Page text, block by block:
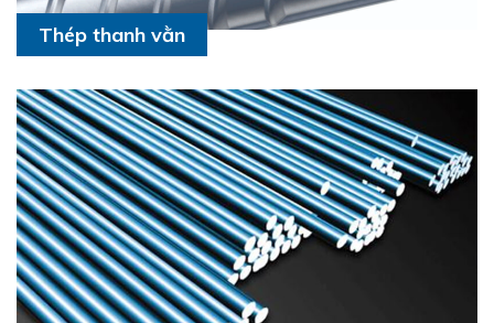
Thép thanh vằn